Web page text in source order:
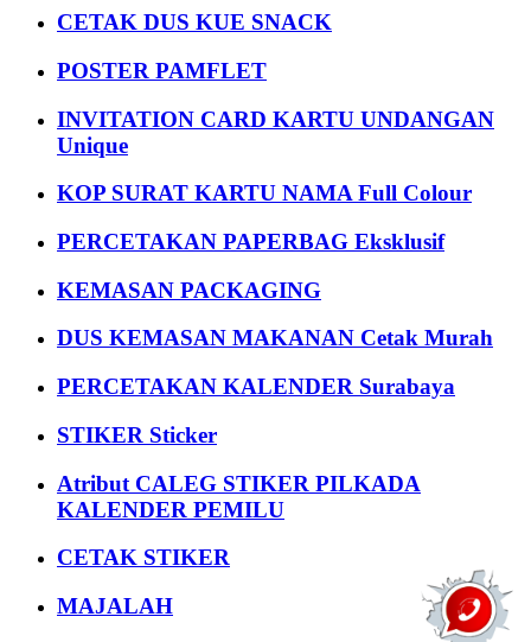
CETAK DUS KUE SNACK
POSTER PAMFLET
INVITATION CARD KARTU UNDANGAN
Unique
KOP SURAT KARTU NAMA Full Colour
PERCETAKAN PAPERBAG Eksklusif
KEMASAN PACKAGING
DUS KEMASAN MAKANAN Cetak Murah
PERCETAKAN KALENDER Surabaya
STIKER Sticker
Atribut CALEG STIKER PILKADA
KALENDER PEMILU
CETAK STIKER
MAJALAH